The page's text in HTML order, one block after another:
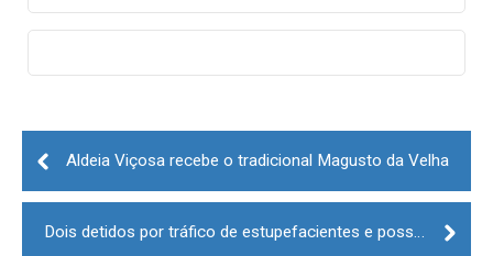
Post
navigation
Aldeia Viçosa recebe o tradicional Magusto da Velha
Dois detidos por tráfico de estupefacientes e posse de arma proibida em Pinhel